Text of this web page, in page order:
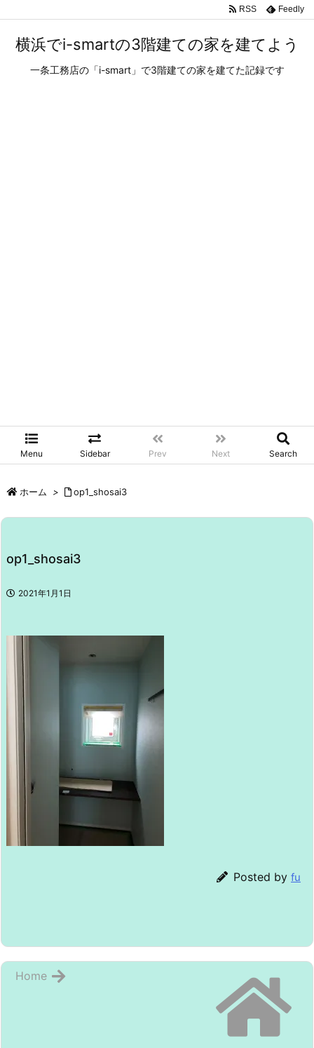
横浜でi-smartの3階建ての家を建てよう
一条工務店の「i-smart」で3階建ての家を建てた記録です
Menu Sidebar Prev Next Search
RSS Feedly
ホーム > op1_shosai3
op1_shosai3
2021年1月1日
Posted by fu
Home